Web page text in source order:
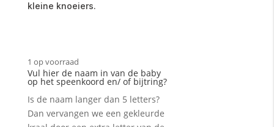
kleine knoeiers.
1 op voorraad
Vul hier de naam in van de baby
op het speenkoord en/ of bijtring?
Is de naam langer dan 5 letters?
Dan vervangen we een gekleurde